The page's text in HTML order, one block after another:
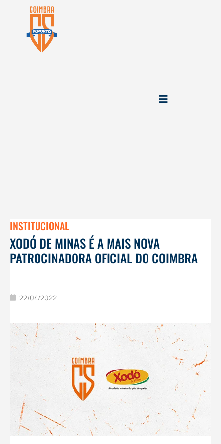
INSTITUCIONAL
XODÓ DE MINAS É A MAIS NOVA
PATROCINADORA OFICIAL DO COIMBRA
22/04/2022